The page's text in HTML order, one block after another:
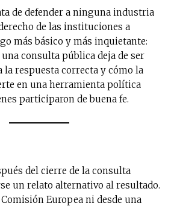
de defender a ninguna industria
de las instituciones a
más básico y más inquietante:
consulta pública deja de ser
la respuesta correcta y cómo la
en una herramienta política
participaron de buena fe.
del cierre de la consulta
un relato alternativo al resultado.
Europea ni desde una